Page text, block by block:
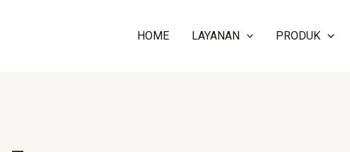
HOME LAYANAN PRODUK